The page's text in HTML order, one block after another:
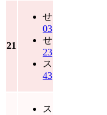
21
せ
03
せ
23
ス
43
ス